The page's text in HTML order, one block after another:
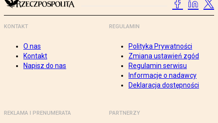
KONTAKT
O nas
Kontakt
Napisz do nas
REGULAMIN
Polityka Prywatności
Zmiana ustawień zgód
Regulamin serwisu
Informacje o nadawcy
Deklaracja dostępności
REKLAMA I PRENUMERATA PARTNERZY